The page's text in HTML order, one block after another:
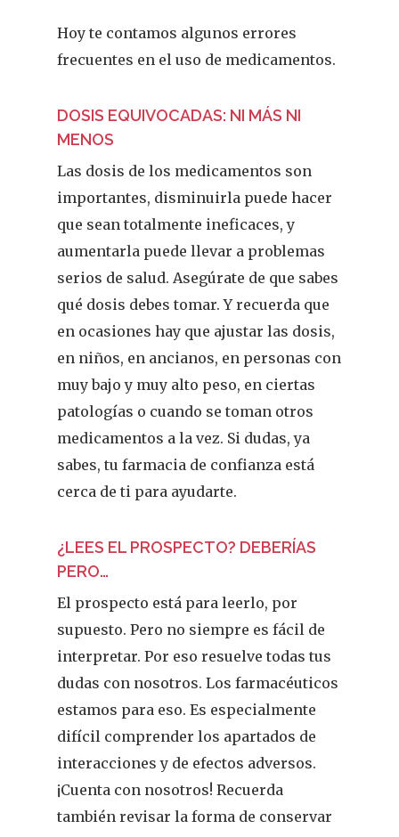
Hoy te contamos algunos errores
frecuentes en el uso de medicamentos.
DOSIS EQUIVOCADAS: NI MÁS NI
MENOS
Las dosis de los medicamentos son
importantes, disminuirla puede hacer
que sean totalmente ineficaces, y
aumentarla puede llevar a problemas
serios de salud. Asegúrate de que sabes
qué dosis debes tomar. Y recuerda que
en ocasiones hay que ajustar las dosis,
en niños, en ancianos, en personas con
muy bajo y muy alto peso, en ciertas
patologías o cuando se toman otros
medicamentos a la vez. Si dudas, ya
sabes, tu farmacia de confianza está
cerca de ti para ayudarte.
¿LEES EL PROSPECTO? DEBERÍAS
PERO…
El prospecto está para leerlo, por
supuesto. Pero no siempre es fácil de
interpretar. Por eso resuelve todas tus
dudas con nosotros. Los farmacéuticos
estamos para eso. Es especialmente
difícil comprender los apartados de
interacciones y de efectos adversos.
¡Cuenta con nosotros! Recuerda
también revisar la forma de conservar